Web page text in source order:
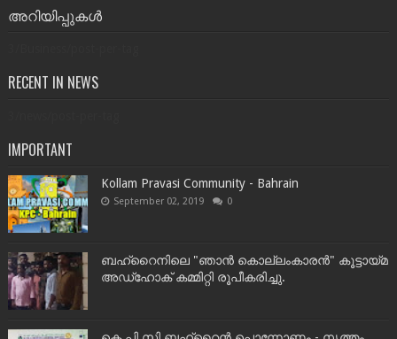
അറിയിപ്പുകൾ
RECENT IN NEWS
IMPORTANT
Kollam Pravasi Community - Bahrain
September 02, 2019 0
ബഹ്‌റൈനിലെ "ഞാൻ കൊല്ലംകാരൻ" കൂട്ടായ്‌മ
അഡ്‌ഹോക് കമ്മിറ്റി രൂപീകരിച്ചു.